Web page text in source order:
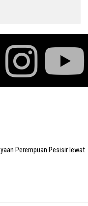
Perempuan Pesisir lewat